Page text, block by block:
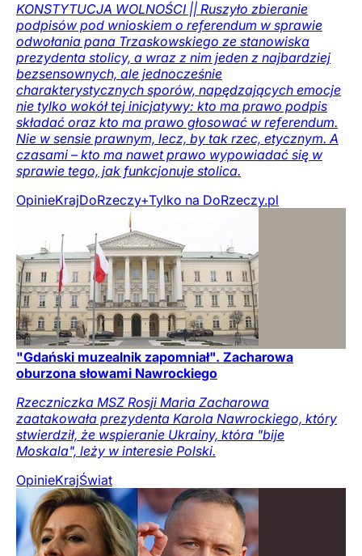
KONSTYTUCJA WOLNOŚCI || Ruszyło zbieranie
podpisów pod wnioskiem o referendum w sprawie
odwołania pana Trzaskowskiego ze stanowiska
prezydenta stolicy, a wraz z nim jeden z najbardziej
bezsensownych, ale jednocześnie
charakterystycznych sporów, napędzających emocje
nie tylko wokół tej inicjatywy: kto ma prawo podpis
składać oraz kto ma prawo głosować w referendum.
Nie w sensie prawnym, lecz, by tak rzec, etycznym. A
czasami – kto ma nawet prawo wypowiadać się w
sprawie tego, jak funkcjonuje stolica.
OpinieKrajDoRzeczy+Tylko na DoRzeczy.pl
"Gdański muzealnik zapomniał". Zacharowa
oburzona słowami Nawrockiego
Rzeczniczka MSZ Rosji Maria Zacharowa
zaatakowała prezydenta Karola Nawrockiego, który
stwierdził, że wspieranie Ukrainy, która "bije
Moskala", leży w interesie Polski.
OpinieKrajŚwiat